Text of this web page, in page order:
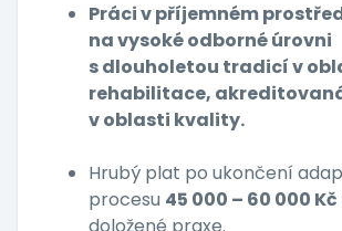
Práci v příjemném
na vysoké odborné úrovni
s dlouholetou tradicí v
rehabilitace,
v oblasti kvality.
Hrubý plat po ukončení
procesu 45 000 – 60 000 Kč